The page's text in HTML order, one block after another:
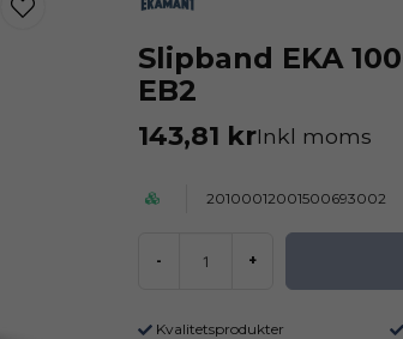
Slipband EKA
EB2
143,81 krInkl moms
20100012001500693002
- +
Kvalitetsprodukter